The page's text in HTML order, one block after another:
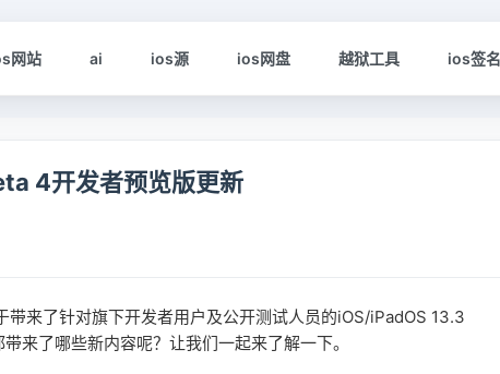
网站 ai ios源 ios网盘 越狱工具 ios签
4开发者预览版更新
了针对旗下开发者用户及公开测试人员的iOS/iPadOS 13.3
来了哪些新内容呢？让我们一起来了解一下。